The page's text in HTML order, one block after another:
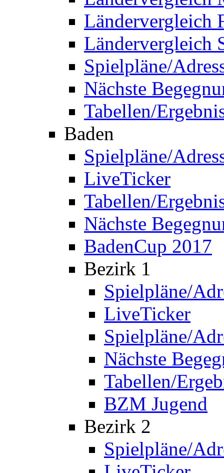
Ländervergleich
Ländervergleich
Spielpläne/
Nächste
Tabellen/
Baden
Spielpläne/
LiveTicker
Tabellen/
Nächste
BadenCup 2017
Bezirk 1
Spielpläne/
LiveTicker
Spielpläne/
Nächste
Tabellen/
BZM Jugend
Bezirk 2
Spielpläne/